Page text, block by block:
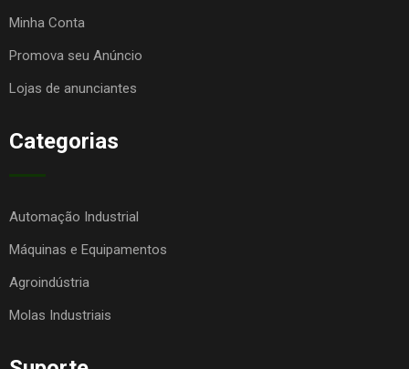
Minha Conta
Promova seu Anúncio
Lojas de anunciantes
Categorias
Automação Industrial
Máquinas e Equipamentos
Agroindústria
Molas Industriais